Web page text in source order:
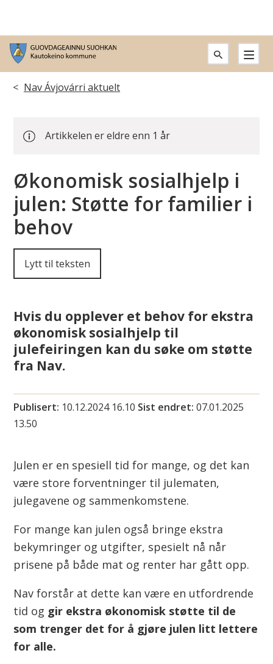
G
u
v
a
g
n
n
s
h
k
a
n
Du
her:
Nav Ávjovárri aktuelt
Artikkelen er eldre enn 1 år
Økonomisk sosialhjelp i
julen: Støtte for familier i
behov
Lytt til teksten
Hvis du opplever et behov for ekstra
økonomisk sosialhjelp til
julefeiringen kan du søke om støtte
fra Nav.
Publisert 10.12.2024 16.10 Sist endret 07.01.2025
13.50
Julen er en spesiell tid for mange, og det kan
være store forventninger til julematen,
julegavene og sammenkomstene.
For mange kan julen også bringe ekstra
bekymringer og utgifter, spesielt nå når
prisene på både mat og renter har gått opp.
Nav forstår at dette kan være en utfordrende
tid og gir ekstra økonomisk støtte til de
som trenger det for å gjøre julen litt lettere
for alle.